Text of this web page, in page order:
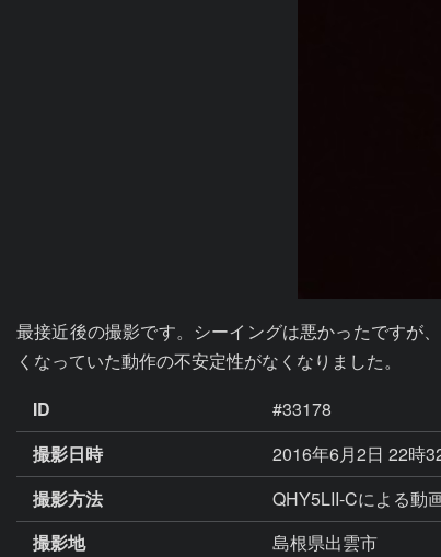
最接近後の撮影です。シーイングは悪かったですが
くなっていた動作の不安定性がなくなりました。
ID
#33178
撮影日時
2016年6月2日 22時
撮影方法
QHY5LII-Cによる動
撮影地
島根県出雲市